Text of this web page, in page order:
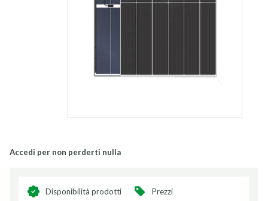
Accedi per non perderti nulla
Disponibilità prodotti
Prezzi